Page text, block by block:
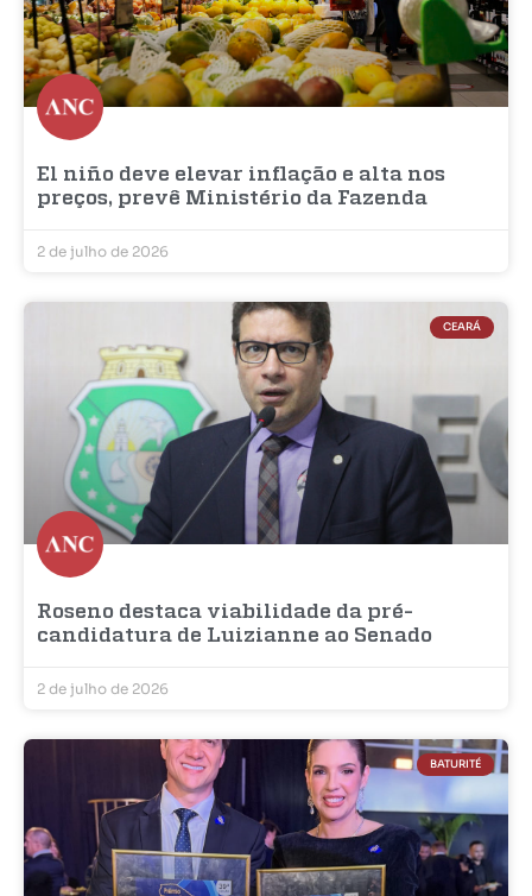
El niño deve elevar inflação e alta nos
preços, prevê Ministério da Fazenda
2 de julho de 2026
CEARÁ
Roseno destaca viabilidade da pré-
candidatura de Luizianne ao Senado
2 de julho de 2026
BATURITÉ